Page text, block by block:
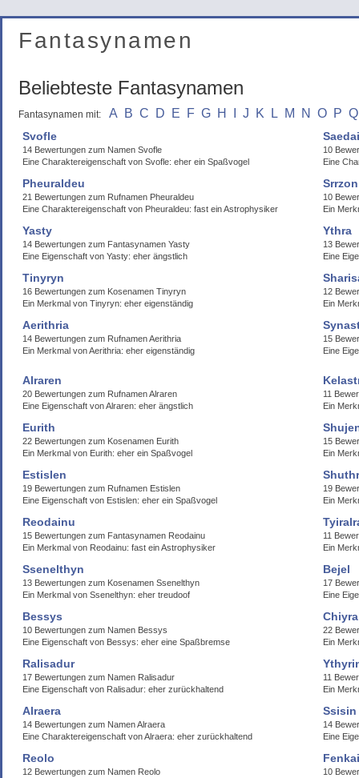
Fantasynamen
Beliebteste Fantasynamen
Fantasynamen mit: A B C D E F G H J K L M N O P Q
Svofle
14 Bewertungen zum Namen Svofle
Eine Charaktereigenschaft von Svofle: eher ein Spaßvogel
10
Eine
Pheuraldeu
21 Bewertungen zum Rufnamen Pheuraldeu
Eine Charaktereigenschaft von Pheuraldeu: fast ein Astrophysiker
Srrzon
10
Ein
Yasty
14 Bewertungen zum Fantasynamen Yasty
Eine Eigenschaft von Yasty: eher ängstlich
Ythra
13
Eine
Tinyryn
16 Bewertungen zum Kosenamen Tinyryn
Ein Merkmal von Tinyryn: eher eigenständig
12
Ein
Aerithria
14 Bewertungen zum Rufnamen Aerithria
Ein Merkmal von Aerithria: eher eigenständig
15
Eine
Alraren
20 Bewertungen zum Rufnamen Alraren
Eine Eigenschaft von Alraren: eher ängstlich
11
Ein
Eurith
22 Bewertungen zum Kosenamen Eurith
Ein Merkmal von Eurith: eher ein Spaßvogel
15
Ein
Estislen
19 Bewertungen zum Rufnamen Estislen
Eine Eigenschaft von Estislen: eher ein Spaßvogel
19
Ein
Reodainu
15 Bewertungen zum Fantasynamen Reodainu
Ein Merkmal von Reodainu: fast ein Astrophysiker
11
Ein
Ssenelthyn
13 Bewertungen zum Kosenamen Ssenelthyn
Ein Merkmal von Ssenelthyn: eher treudoof
Bejel
17
Eine
Bessys
10 Bewertungen zum Namen Bessys
Eine Eigenschaft von Bessys: eher eine Spaßbremse
22
Ein
Ralisadur
17 Bewertungen zum Namen Ralisadur
Eine Eigenschaft von Ralisadur: eher zurückhaltend
11
Ein
Alraera
14 Bewertungen zum Namen Alraera
Eine Charaktereigenschaft von Alraera: eher zurückhaltend
Ssisin
14
Eine
Reolo
12 Bewertungen zum Namen Reolo
10